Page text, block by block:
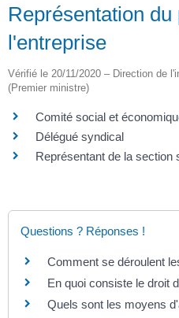
Représentation
l'entreprise
Vérifié le 20/11/2020 – Direction de
(Premier ministre)
Comité social et
Délégué syndical
Représentant de la section
Questions ? Réponses !
Comment se déroulent
En quoi consiste le droit
Quels sont les moyens